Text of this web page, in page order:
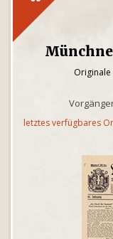
Originale
letztes verfügbares